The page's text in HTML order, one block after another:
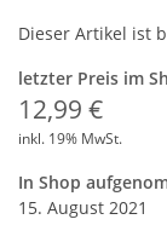
Dieser Artikel ist
letzter Preis im
12,99 €
inkl. 19% MwSt.
In Shop
15. August 2021